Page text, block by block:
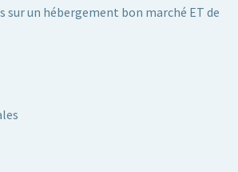
sur un hébergement bon marché ET de